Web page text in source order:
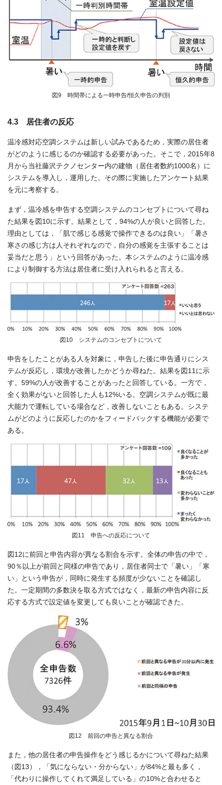
図9 時間帯による一時申告/恒久申告の判別
4.3 居住者の反応
温冷感対応空調システムは新しい試みであるため，実際の居住者
がどのように感じるのか確認する必要があった。そこで，2015年8
月から当社藤沢テクノセンター内の建物（居住者数約1000名）に
システムを導入し，運用した。その際に実施したアンケート結果
を元に考察する。
まず，温冷感を申告する空調システムのコンセプトについて尋ね
た結果を図10に示す。結果として，94%の人が良いと回答した。
理由としては，「肌で感じる感覚で操作できるのは良い」「暑さ
寒さの感じ方は人それぞれなので，自分の感覚を主張することは
妥当だと思う」という回答があった。本システムのように温冷感
により制御する方法は居住者に受け入れられると言える。
図10 システムのコンセプトについて
申告をしたことがある人を対象に，申告した後に申告通りにシス
テムが反応し，環境が改善したかどうか尋ねた。結果を図11に示
す。59%の人が改善することがあったと回答している。一方で，
全く効果がないと回答した人も12%いる。空調システムが既に最
大能力で運転している場合など，改善しないこともある。システ
ムがどのように反応したのかをフィードバックする機能が必要で
ある。
図11 申告への反応について
図12に前回と申告内容が異なる割合を示す。全体の申告の中で，
90％以上が前回と同様の申告であり，居住者同士で「暑い」「寒
い」という申告が，同時に発生する頻度が少ないことを確認し
た。一定期間の多数決を取る方式ではなく，最新の申告内容に反
応する方式で設定値を変更しても良いことが確認できた。
図12 前回の申告と異なる割合
また，他の居住者の申告操作をどう感じるかについて尋ねた結果
（図13），「気にならない・分からない」が84%と最も多く，
「代わりに操作してくれて満足している」の10%と合わせると